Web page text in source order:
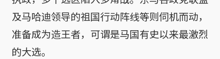
及马哈迪领导的祖国行动阵线等则伺机而动，
准备成为造王者，可谓是马国有史以来最激烈
的大选。